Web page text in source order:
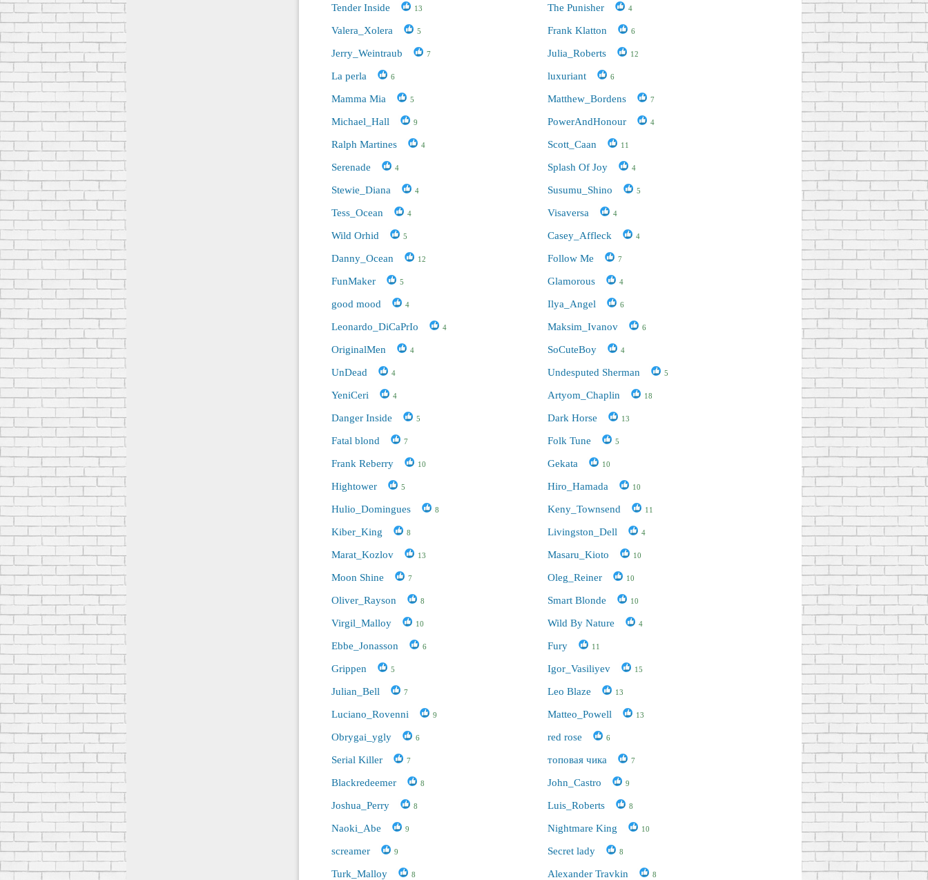
Tender Inside 13 The Punisher 4
Valera_Xolera 5 Frank Klatton 6
Jerry_Weintraub 7 Julia_Roberts 12
La perla 6 luxuriant 6
Mamma Mia 5 Matthew_Bordens 7
Michael_Hall 9 PowerAndHonour 4
Ralph Martines 4 Scott_Caan 11
Serenade 4 Splash Of Joy 4
Stewie_Diana 4 Susumu_Shino 5
Tess_Ocean 4 Visaversa 4
Wild Orhid 5 Casey_Affleck 4
Danny_Ocean 12 Follow Me 7
FunMaker 5 Glamorous 4
good mood 4 Ilya_Angel 6
Leonardo_DiCaPrIo 4 Maksim_Ivanov 6
OriginalMen 4 SoCuteBoy 4
UnDead 4 Undesputed Sherman 5
YeniCeri 4 Artyom_Chaplin 18
Danger Inside 5 Dark Horse 13
Fatal blond 7 Folk Tune 5
Frank Reberry 10 Gekata 10
Hightower 5 Hiro_Hamada 10
Hulio_Domingues 8 Keny_Townsend 11
Kiber_King 8 Livingston_Dell 4
Marat_Kozlov 13 Masaru_Kioto 10
Moon Shine 7 Oleg_Reiner 10
Oliver_Rayson 8 Smart Blonde 10
Virgil_Malloy 10 Wild By Nature 4
Ebbe_Jonasson 6 Fury 11
Grippen 5 Igor_Vasiliyev 15
Julian_Bell 7 Leo Blaze 13
Luciano_Rovenni 9 Matteo_Powell 13
Obrygai_ygly 6 red rose 6
Serial Killer 7 топовая чика 7
Blackredeemer 8 John_Castro 9
Joshua_Perry 8 Luis_Roberts 8
Naoki_Abe 9 Nightmare King 10
screamer 9 Secret lady 8
Turk_Malloy 8 Alexander Travkin 8